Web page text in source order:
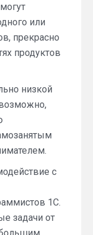
или
прекрасно
продуктов
низкой
с
1С.
задачи от